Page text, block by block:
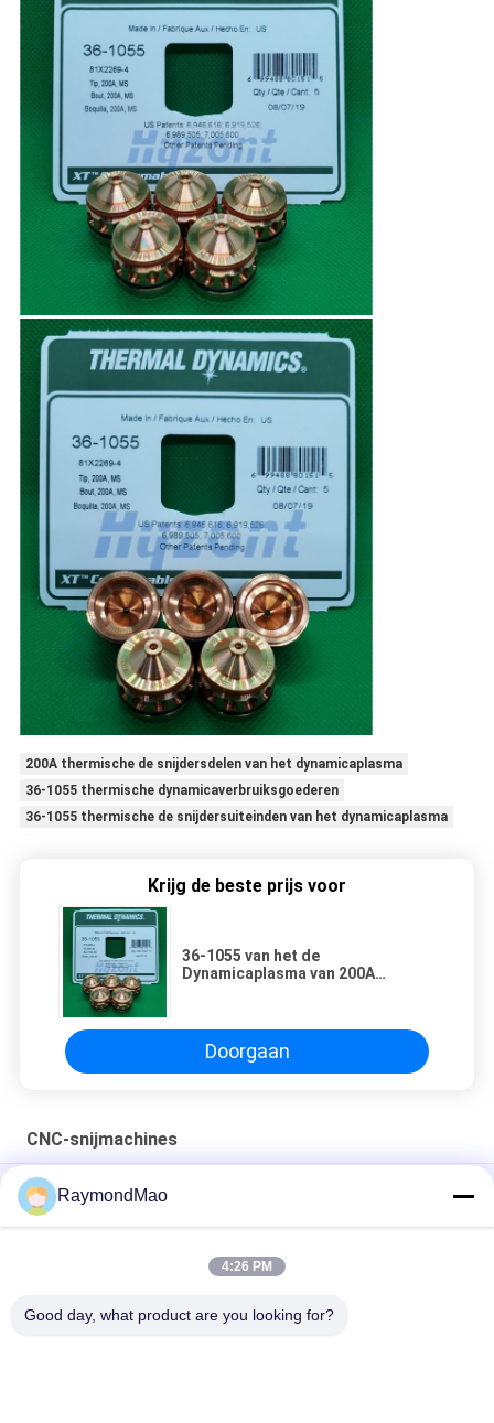
200A thermische de snijdersdelen van het dynamicaplasma
36-1055 thermische dynamicaverbruiksgoederen
36-1055 thermische de snijdersuiteinden van het dynamicaplasma
Krijg de beste prijs voor
36-1055 van het de
Dynamicaplasma van 200A
Doorgaan
CNC-snijmachines
50/60Hz de Scherpe Toorts van het koperplasma
Plasma snijlampen koelen en 028872 plasma snijwater koelen
RaymondMao
4:26 PM
Good day, what product are you looking for?